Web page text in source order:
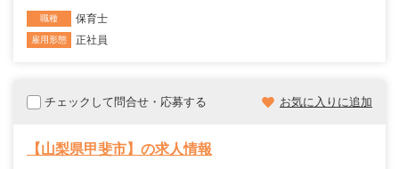
職種 保育士
雇用形態 正社員
チェックして問合せ・応募する お気に入りに追加
【山梨県甲斐市】の求人情報